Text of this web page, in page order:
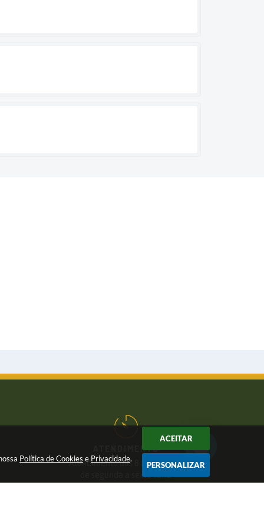
Política de Cookies e Privacidade.
ACEITAR
PERSONALIZAR
ATENDIMENTO
Atendimento das 8 às 17 horas,
de segunda a sexta-feira